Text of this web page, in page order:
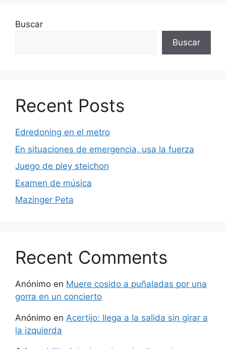
Buscar
Buscar
Recent Posts
Edredoning en el metro
En situaciones de emergencia, usa la fuerza
Juego de pley steichon
Examen de música
Mazinger Peta
Recent Comments
Anónimo en Muere cosido a puñaladas por una
gorra en un concierto
Anónimo en Acertijo: llega a la salida sin girar a
la izquierda